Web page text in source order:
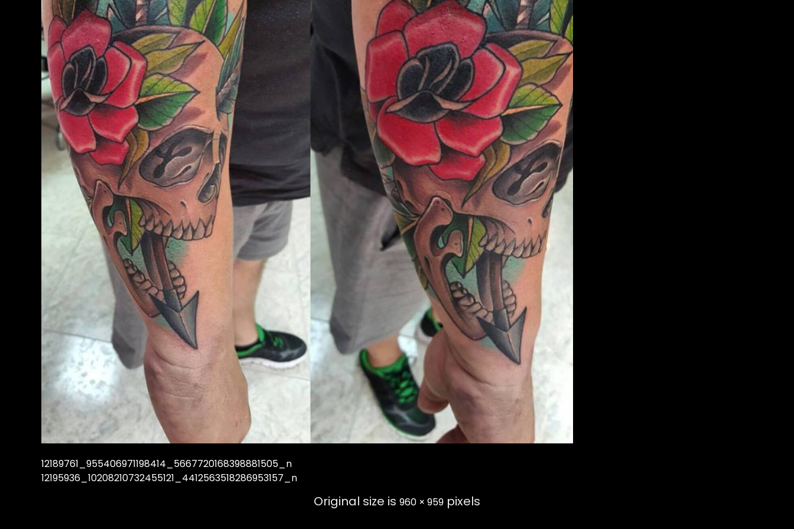
12189761_955406971198414_5667720168398881505_n
12195936_10208210732455121_4412563518286953157_n
Original size is 960 × 959 pixels